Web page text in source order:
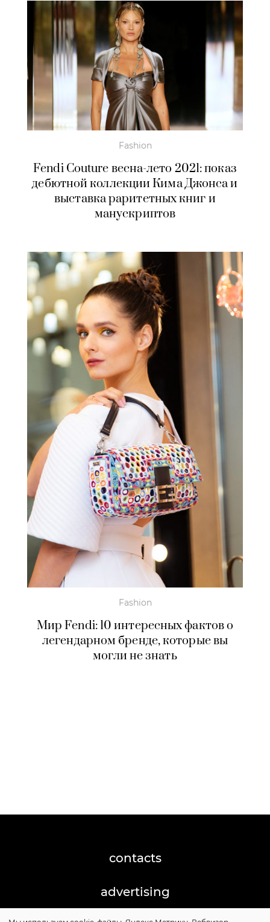
Fashion
Fendi Couture весна-лето 2021: показ
дебютной коллекции Кима Джонса и
выставка раритетных книг и
манускриптов
Fashion
Мир Fendi: 10 интересных фактов о
легендарном бренде, которые вы
могли не знать
contacts
advertising